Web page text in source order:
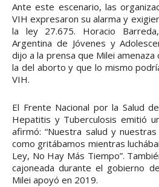
Ante este escenario, las
VIH expresaron su alarma y
la ley 27.675. Horacio
Argentina de Jóvenes y
dijo a la prensa que Milei
la del aborto y que lo mismo
VIH.
El Frente Nacional por la Salud
Hepatitis y Tuberculosis emitió
afirmó: “Nuestra salud y
como gritábamos mientras
Ley, No Hay Más Tiempo”.
cajoneada durante el gobierno
Milei apoyó en 2019.